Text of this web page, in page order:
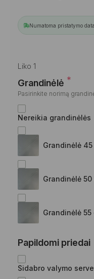
Numatoma pristatymo
Liko 1
Grandinėlė *
Pasirinkite norimą
Nereikia grandinėlės
Grandinėlė
Grandinėlė
Grandinėlė 55
Papildomi priedai
Sidabro valymo